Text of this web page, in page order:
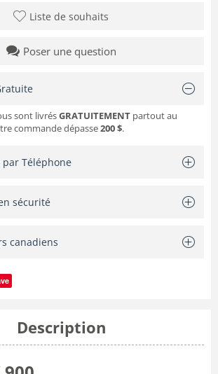
Liste de souhaits
Poser une question
sont livrésGRATUITEMENT partout au
commande dépasse200 $.
par Téléphone
sécurité
canadiens
Description